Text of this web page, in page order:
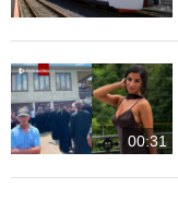
00:31